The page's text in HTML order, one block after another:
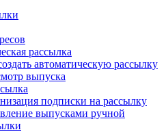
рассылка
автоматическую рассылку
выпуска
подписки на рассылку
выпусками ручной